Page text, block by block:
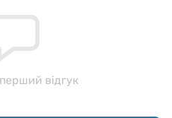
відгук